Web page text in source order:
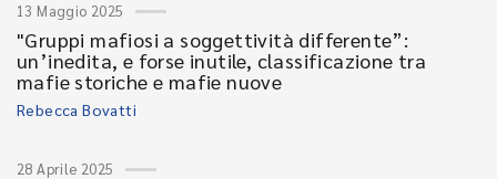
13 Maggio 2025
"Gruppi mafiosi a soggettività differente”:
un’inedita, e forse inutile, classificazione tra
mafie storiche e mafie nuove
Rebecca Bovatti
28 Aprile 2025